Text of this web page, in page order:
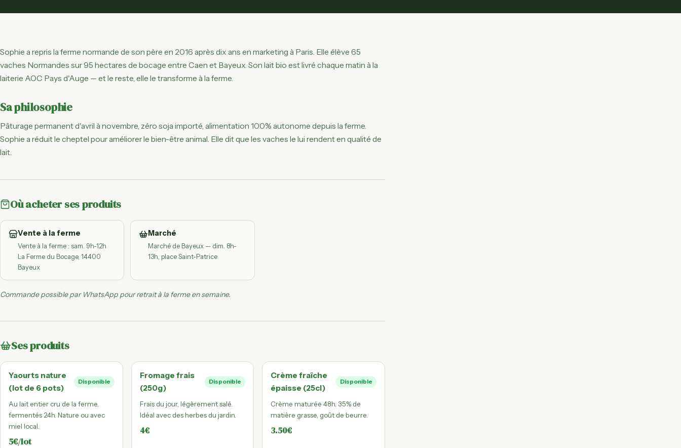
Sophie a repris la ferme normande de son père en 2016 après dix ans en marketing à Paris. Elle élève 65
vaches Normandes sur 95 hectares de bocage entre Caen et Bayeux. Son lait bio est livré chaque matin à la
laiterie AOC Pays d'Auge — et le reste, elle le transforme à la ferme.
Sa philosophie
Pâturage permanent d'avril à novembre, zéro soja importé, alimentation 100% autonome depuis la ferme.
Sophie a réduit le cheptel pour améliorer le bien-être animal. Elle dit que les vaches le lui rendent en qualité de
lait.
Où acheter ses produits
Vente à la ferme
Vente à la ferme : sam. 9h-12h
La Ferme du Bocage, 14400
Bayeux
Marché
Marché de Bayeux — dim. 8h-
13h, place Saint-Patrice
Commande possible par WhatsApp pour retrait à la ferme en semaine.
Ses produits
Yaourts nature
(lot de 6 pots)
Disponible
Au lait entier cru de la ferme,
fermentés 24h. Nature ou avec
miel local.
5€/lot
Fromage frais
(250g)
Disponible
Frais du jour, légèrement salé.
Idéal avec des herbes du jardin.
4€
Crème fraîche
épaisse (25cl)
Disponible
Crème maturée 48h. 35% de
matière grasse, goût de beurre.
3.50€